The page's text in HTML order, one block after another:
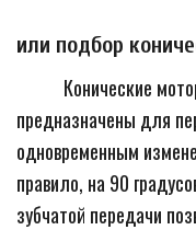
или подбор
Конические
предназначены для
одновременным
правило, на 90
зубчатой передачи